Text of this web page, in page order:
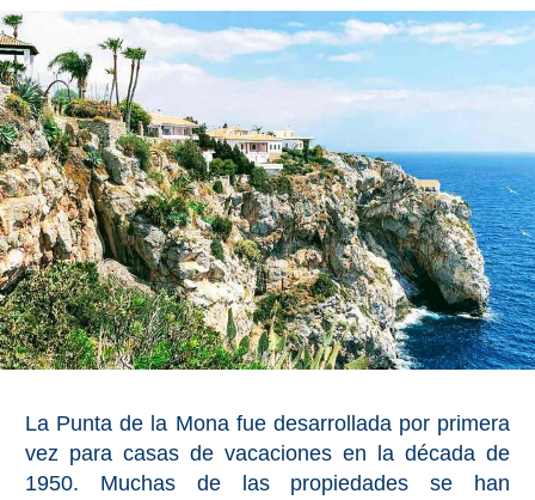
OTRAS
ZONAS
➜
Reserva de
Maro
Ardales
Álora
Todos
QUÉ
VER
La Punta de la Mona fue desarrollada por primera
vez para casas de vacaciones en la década de
1950. Muchas de las propiedades se han